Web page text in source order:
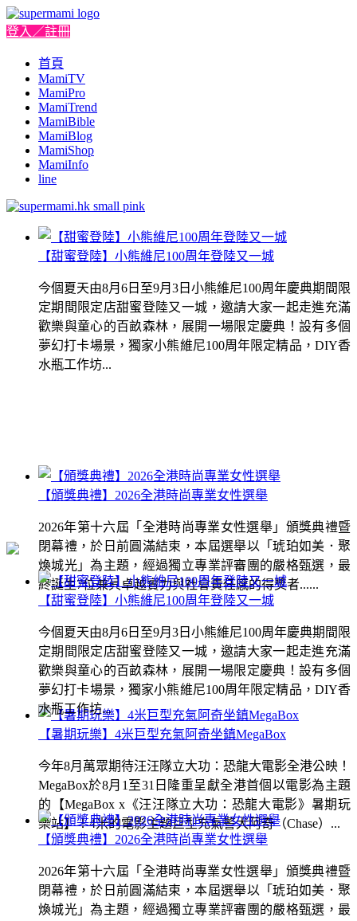
登入／註冊
首頁
MamiTV
MamiPro
MamiTrend
MamiBible
MamiBlog
MamiShop
MamiInfo
line
【甜蜜登陸】小熊維尼100周年登陸又一城
今個夏天由8月6日至9月3日小熊維尼100周年慶典期間限
定期間限定店甜蜜登陸又一城，邀請大家一起走進充滿
歡樂與童心的百畝森林，展開一場限定慶典！設有多個
夢幻打卡場景，獨家小熊維尼100周年限定精品，DIY香
水瓶工作坊...
【頒獎典禮】2026全港時尚專業女性選舉
2026年第十六屆「全港時尚專業女性選舉」頒獎典禮暨
閉幕禮，於日前圓滿結束，本屆選舉以「琥珀如美．聚
煥城光」為主題，經過獨立專業評審團的嚴格甄選，最
終誕生7位兼具卓越實力與社會責任感的得獎者......
【暑期玩樂】4米巨型充氣阿奇坐鎮MegaBox
今年8月萬眾期待汪汪隊立大功：恐龍大電影全港公映！
MegaBox於8月1至31日隆重呈獻全港首個以電影為主題
的【MegaBox x《汪汪隊立大功：恐龍大電影》暑期玩
樂站】！4米的電影主題巨型充氣警犬阿奇（Chase）...
【甜蜜登陸】小熊維尼100周年登陸又一城
今個夏天由8月6日至9月3日小熊維尼100周年慶典期間限
定期間限定店甜蜜登陸又一城，邀請大家一起走進充滿
歡樂與童心的百畝森林，展開一場限定慶典！設有多個
夢幻打卡場景，獨家小熊維尼100周年限定精品，DIY香
水瓶工作坊...
【頒獎典禮】2026全港時尚專業女性選舉
2026年第十六屆「全港時尚專業女性選舉」頒獎典禮暨
閉幕禮，於日前圓滿結束，本屆選舉以「琥珀如美．聚
煥城光」為主題，經過獨立專業評審團的嚴格甄選，最